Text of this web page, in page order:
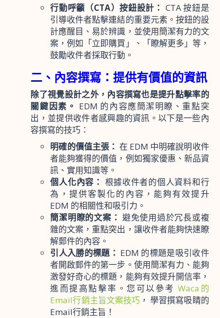
行動呼籲（CTA）按鈕設計： CTA 按鈕是
引導收件者點擊連結的重要元素。按鈕的設
計應醒目、易於辨識，並使用簡潔有力的文
案，例如「立即購買」、「瞭解更多」等，
鼓勵收件者採取行動。
二、內容撰寫：提供有價值的資訊
除了視覺設計之外，內容撰寫也是提升點擊率的
關鍵因素。 EDM 的內容應簡潔明瞭、重點突
出，並提供收件者感興趣的資訊。以下是一些內
容撰寫的技巧：
明確的價值主張： 在 EDM 中明確說明收件
者能夠獲得的價值，例如獨家優惠、新品資
訊、實用知識等。
個人化內容： 根據收件者的個人資料和行
為，提供客製化的內容，能夠有效提升
EDM 的相關性和吸引力。
簡潔明瞭的文案： 避免使用過於冗長或複
雜的文案，重點突出，讓收件者能夠快速瞭
解郵件的內容。
引人入勝的標題： EDM 的標題是吸引收件
者開啟郵件的第一步。使用簡潔有力、能夠
激發好奇心的標題，能夠有效提升開信率，
進而提高點擊率。您可以參考Waca的
Email行銷主旨文案技巧 ， 學習撰寫吸睛的
Email行銷主旨！